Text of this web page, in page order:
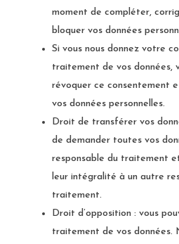
moment de compléter,
bloquer vos données
Si vous nous donnez votre
traitement de vos données,
révoquer ce consentement
vos données personnelles.
Droit de transférer vos
de demander toutes vos
responsable du traitement
leur intégralité à un autre
traitement.
Droit d’opposition : vous
traitement de vos données.